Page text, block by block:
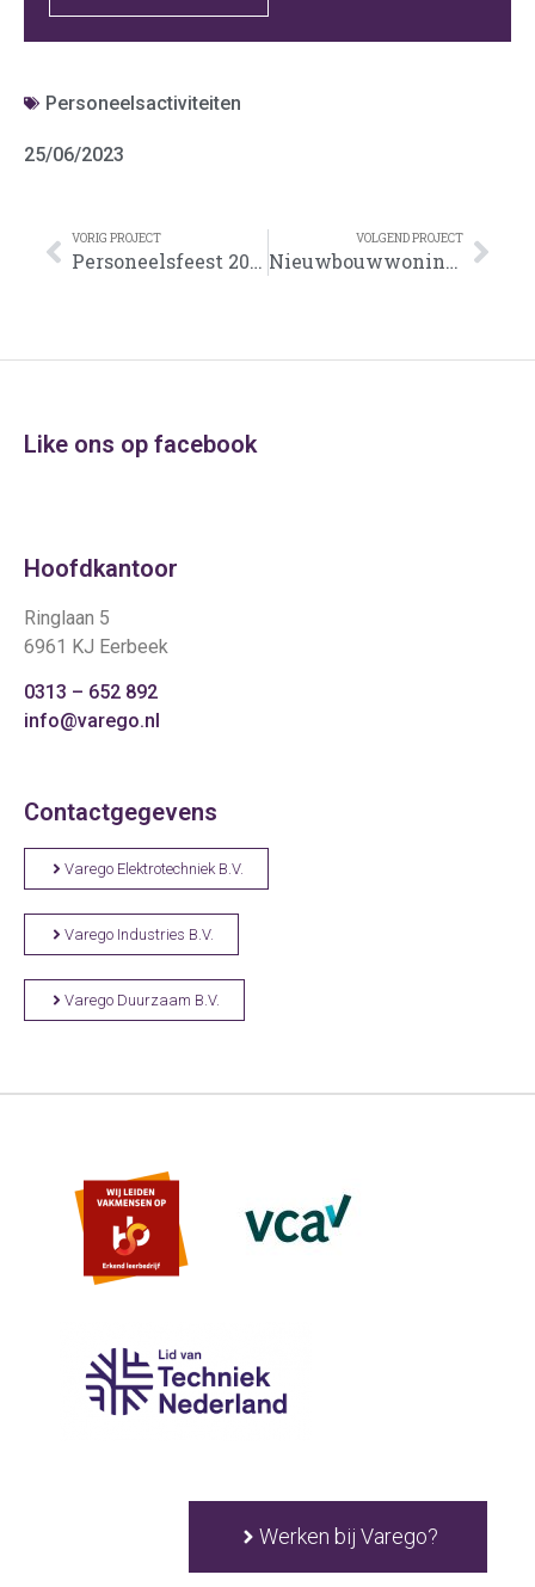
Personeelsactiviteiten
25/06/2023
VORIG PROJECT
Personeelsfeest 2023 Fly&Drive
VOLGEND PROJECT
Nieuwbouwwoning Voorst
Like ons op facebook
Hoofdkantoor
Ringlaan 5
6961 KJ Eerbeek
0313 – 652 892
info@varego.nl
Contactgegevens
Varego Elektrotechniek B.V.
Varego Industries B.V.
Varego Duurzaam B.V.
Werken bij Varego?